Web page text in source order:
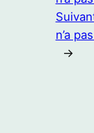
n’a
→